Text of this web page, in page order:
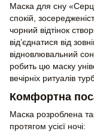
Маска для сну
спокій,
чорний відтінок
від’єднатися від
відновлювальний
робить цю маску
вечірніх ритуалів
Комфортна
Маска розроблена
протягом усієї ночі: